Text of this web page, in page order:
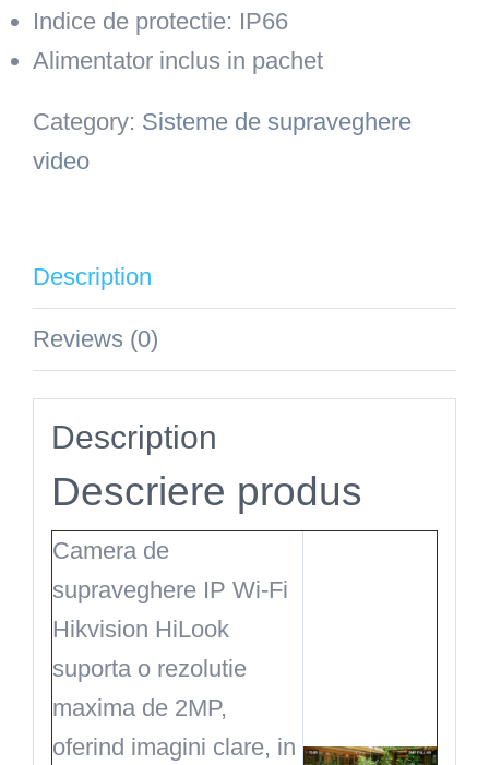
Indice de protectie: IP66
Alimentator inclus in pachet
Category: Sisteme de supraveghere
video
Description
Reviews (0)
Description
Descriere produs
Camera de
supraveghere IP Wi-Fi
Hikvision HiLook
suporta o rezolutie
maxima de 2MP,
oferind imagini clare, in